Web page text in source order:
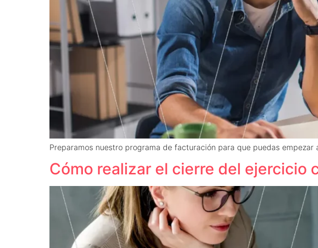
Preparamos nuestro programa de facturación para que puedas
Cómo realizar el cierre del ejercicio